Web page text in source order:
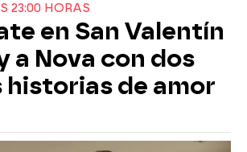
23:00 HORAS
en San Valentín
a Nova con dos
historias de amor